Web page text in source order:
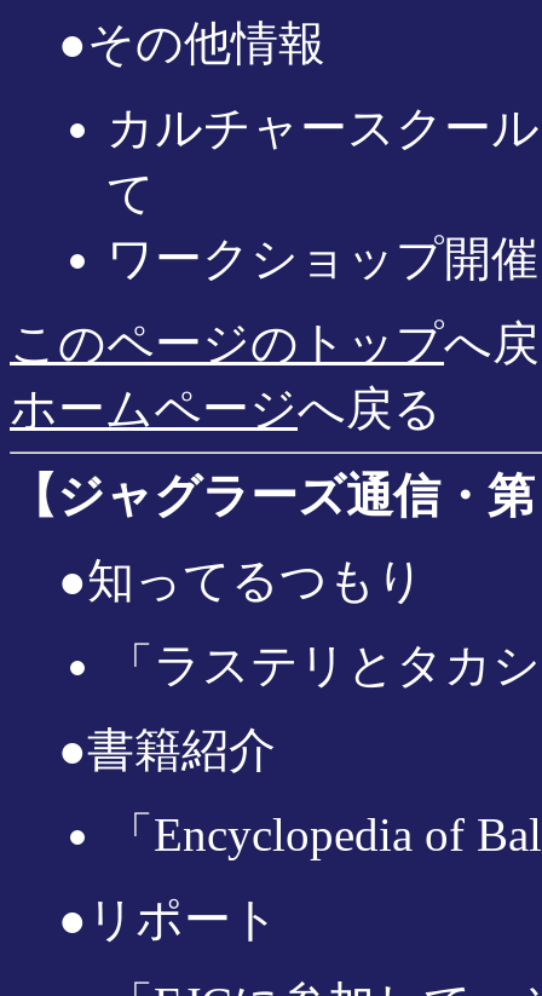
●その他情報
カルチャースクー
て
ワークショップ開
このページのトップへ
ホームページへ戻る
【ジャグラーズ通信・
●知ってるつもり
「ラステリとタカ
●書籍紹介
「Encyclopedia of
●リポート